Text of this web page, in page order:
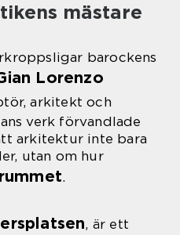
mästare
barockens
Lorenzo
arkitekt och
verk förvandlade
arkitektur inte bara
utan om hur
.
, är ett